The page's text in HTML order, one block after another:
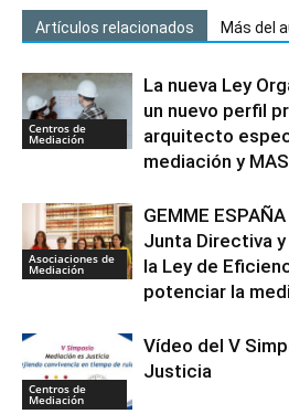
Artículos relacionados Más del
Centros de
Mediación
La nueva Ley
un nuevo perfil
arquitecto
mediación y
Asociaciones de
Mediación
GEMME
Junta Directiva
la Ley de
potenciar la
Centros de
Mediación
Vídeo del V
Justicia